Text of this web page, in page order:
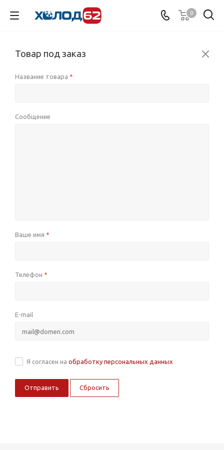
0
Товар под заказ
Название товара *
Сообщение
Ваше имя *
Телефон *
E-mail
Я согласен на обработку персональных данных
Сбросить